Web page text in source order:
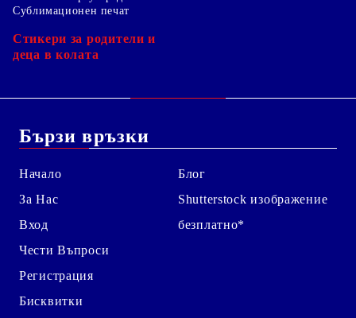
Сублимационен печат
Стикери за родители и
деца в колата
Бързи връзки
Начало
За Нас
Вход
Чести Въпроси
Регистрация
Бисквитки
Блог
Shutterstock изображение
безплатно*